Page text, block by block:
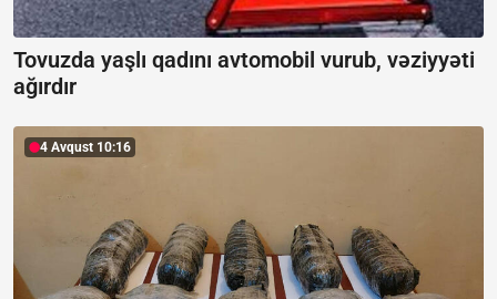
Tovuzda yaşlı qadını avtomobil vurub, vəziyyəti
ağırdır
4 Avqust 10:16